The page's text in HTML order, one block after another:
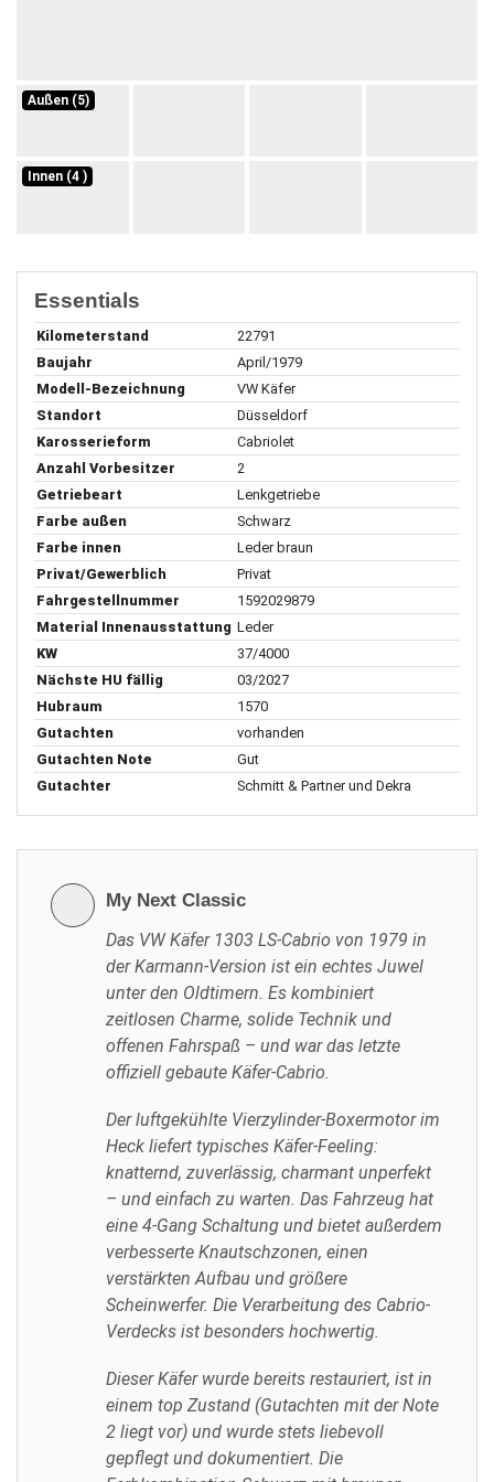
Außen (5)
Innen (4 )
My Next Classic
Das VW Käfer 1303 LS-Cabrio von 1979 in
der Karmann-Version ist ein echtes Juwel
unter den Oldtimern. Es kombiniert
zeitlosen Charme, solide Technik und
offenen Fahrspaß – und war das letzte
offiziell gebaute Käfer-Cabrio.
Der luftgekühlte Vierzylinder-Boxermotor im
Heck liefert typisches Käfer-Feeling:
knatternd, zuverlässig, charmant unperfekt
– und einfach zu warten. Das Fahrzeug hat
eine 4-Gang Schaltung und bietet außerdem
verbesserte Knautschzonen, einen
verstärkten Aufbau und größere
Scheinwerfer. Die Verarbeitung des Cabrio-
Verdecks ist besonders hochwertig.
Dieser Käfer wurde bereits restauriert, ist in
einem top Zustand (Gutachten mit der Note
2 liegt vor) und wurde stets liebevoll
gepflegt und dokumentiert. Die
Essentials
Kilometerstand
22791
Baujahr
April/1979
Modell-Bezeichnung
VW Käfer
Standort
Düsseldorf
Karosserieform
Cabriolet
Anzahl Vorbesitzer
2
Getriebeart
Lenkgetriebe
Farbe außen
Schwarz
Farbe innen
Leder braun
Privat/Gewerblich
Privat
Fahrgestellnummer
1592029879
Material Innenausstattung Leder
KW
37/4000
Nächste HU fällig
03/2027
Hubraum
1570
Gutachten
vorhanden
Gutachten Note
Gut
Gutachter
Schmitt & Partner und Dekra